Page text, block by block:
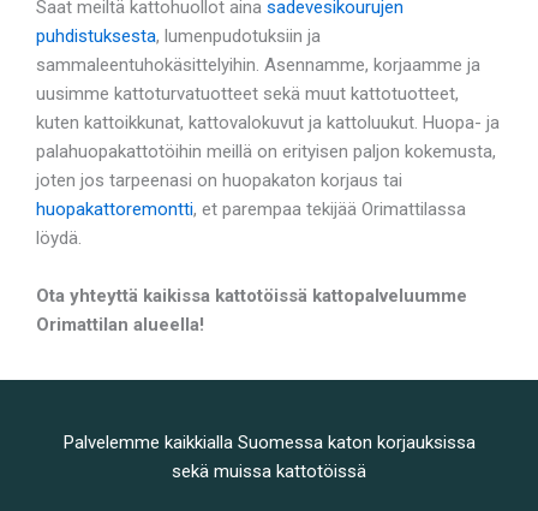
Saat meiltä kattohuollot aina sadevesikourujen
puhdistuksesta, lumenpudotuksiin ja
sammaleentuhokäsittelyihin. Asennamme, korjaamme ja
uusimme kattoturvatuotteet sekä muut kattotuotteet,
kuten kattoikkunat, kattovalokuvut ja kattoluukut. Huopa- ja
palahuopakattotöihin meillä on erityisen paljon kokemusta,
joten jos tarpeenasi on huopakaton korjaus tai
huopakattoremontti, et parempaa tekijää Orimattilassa
löydä.
Ota yhteyttä kaikissa kattotöissä kattopalveluumme
Orimattilan alueella!
Palvelemme kaikkialla Suomessa katon korjauksissa
sekä muissa kattotöissä